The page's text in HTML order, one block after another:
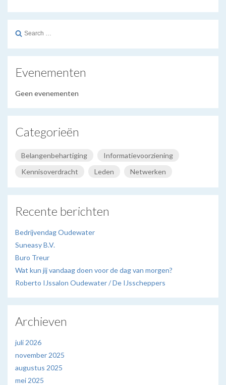
Search
Evenementen
Geen evenementen
Categorieën
Belangenbehartiging
Informatievoorziening
Kennisoverdracht
Leden Netwerken
Recente berichten
Bedrijvendag Oudewater
Suneasy B.V.
Buro Treur
Wat kun jij vandaag doen voor de dag van morgen?
Roberto IJssalon Oudewater / De IJsscheppers
Archieven
juli 2026
november 2025
augustus 2025
mei 2025